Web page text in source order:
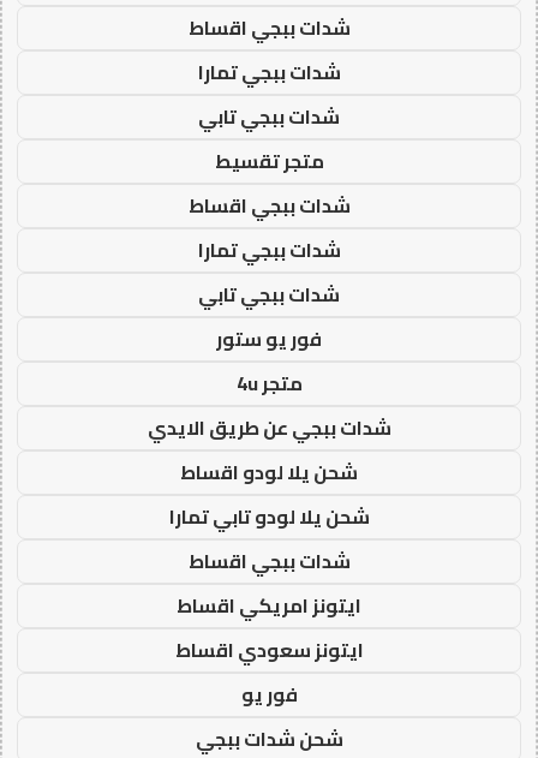
شدات ببجي اقساط
شدات ببجي تمارا
شدات ببجي تابي
متجر تقسيط
شدات ببجي اقساط
شدات ببجي تمارا
شدات ببجي تابي
فور يو ستور
متجر 4u
شدات ببجي عن طريق الايدي
شحن يلا لودو اقساط
شحن يلا لودو تابي تمارا
شدات ببجي اقساط
ايتونز امريكي اقساط
ايتونز سعودي اقساط
فور يو
شحن شدات ببجي